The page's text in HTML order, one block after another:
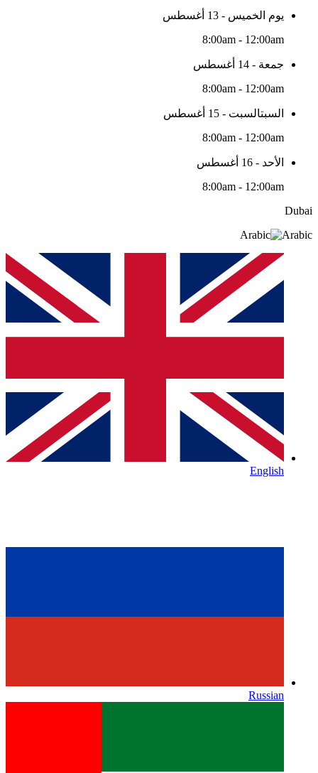
يوم الخميس - 13 أغسطس
8:00am - 12:00am
جمعة - 14 أغسطس
8:00am - 12:00am
السبتالسبت - 15 أغسطس
8:00am - 12:00am
الأحد - 16 أغسطس
8:00am - 12:00am
Dubai
Arabic
English
Russian